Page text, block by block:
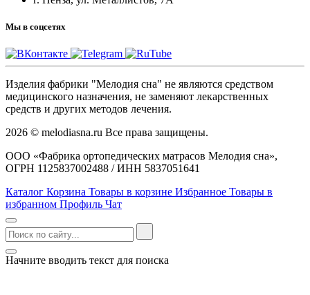
Мы в соцсетях
Изделия фабрики "Мелодия сна" не являются средством
медицинского назначения, не заменяют лекарственных
средств и других методов лечения.
2026 © melodiasna.ru Все права защищены.
ООО «Фабрика ортопедических матрасов Мелодия сна»,
ОГРН 1125837002488 / ИНН 5837051641
Каталог Корзина Товары в корзине Избранное Товары в
избранном Профиль Чат
Начните вводить текст для поиска